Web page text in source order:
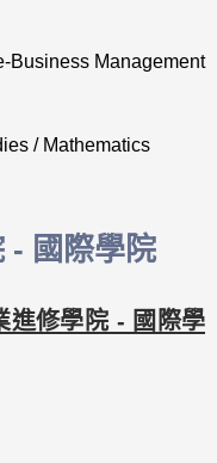
Business Management
/ Mathematics
- 國際學院
進修學院 - 國際學